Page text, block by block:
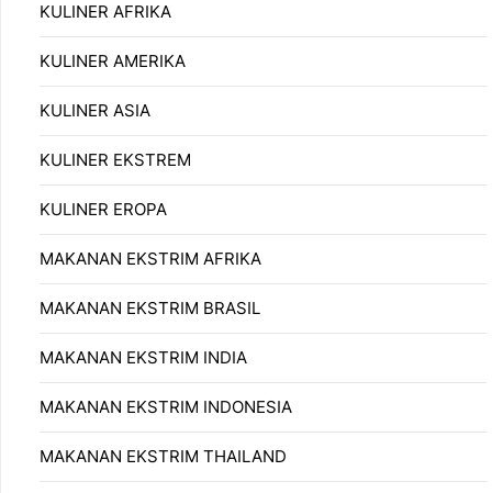
KULINER AFRIKA
KULINER AMERIKA
KULINER ASIA
KULINER EKSTREM
KULINER EROPA
MAKANAN EKSTRIM AFRIKA
MAKANAN EKSTRIM BRASIL
MAKANAN EKSTRIM INDIA
MAKANAN EKSTRIM INDONESIA
MAKANAN EKSTRIM THAILAND